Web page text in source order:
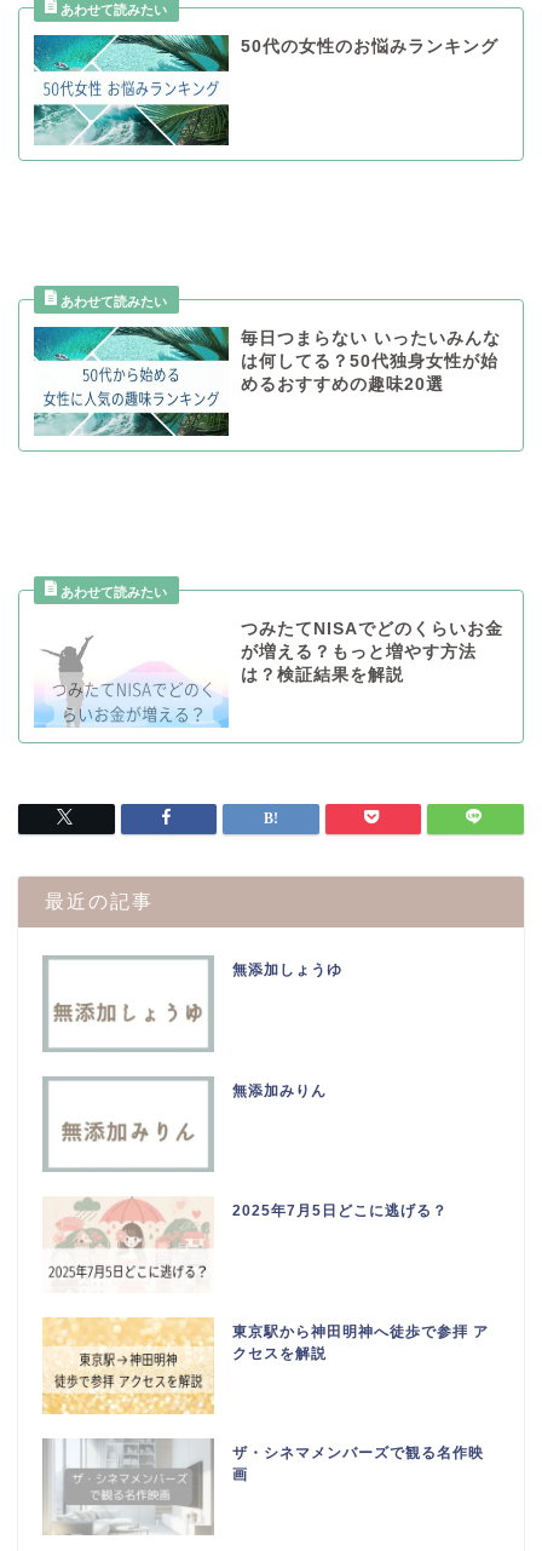
50代の女性のお悩みランキング
毎日つまらない いったいみんな
は何してる？50代独身女性が始
めるおすすめの趣味20選
つみたてNISAでどのくらいお金
が増える？もっと増やす方法
は？検証結果を解説
最近の記事
無添加しょうゆ
無添加みりん
2025年7月5日どこに逃げる？
東京駅から神田明神へ徒歩で参拝 ア
クセスを解説
ザ・シネマメンバーズで観る名作映
画